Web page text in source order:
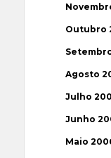
Outubro
Agosto
Julho
Junho
Maio